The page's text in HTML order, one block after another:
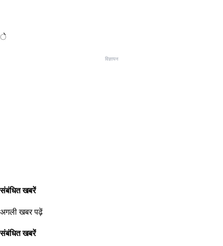
े
विज्ञापन
संबंधित खबरें
अगली खबर पढ़ें
संबंधित खबरें